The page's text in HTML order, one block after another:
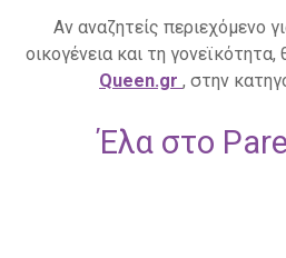
Αν αναζητείς περιεχόμενο
οικογένεια και τη
Queen.gr , στην
Έλα στο